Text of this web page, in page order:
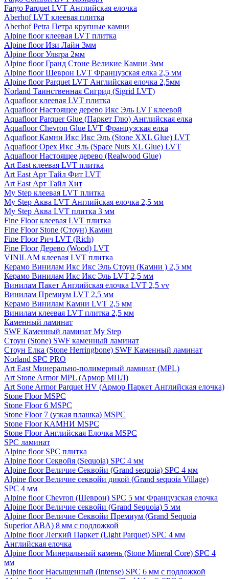
Fargo Parquet LVT Английская елочка
Aberhof LVT клеевая плитка
Aberhof Petra Петра крупные камни
Alpine floor клеевая LVT плитка
Alpine floor Изи Лайн 3мм
Alpine floor Ультра 2мм
Alpine floor Гранд Стоне Великие Камни 3мм
Alpine floor Шеврон LVT Французская елка 2,5 мм
Alpine floor Parquet LVT Английская елочка 2,5мм
Norland Таинственная Сигрид (Sigrid LVT)
Aquafloor клеевая LVT плитка
Aquafloor Настоящее дерево Икс Эль LVT клеевой
Aquafloor Parquer Glue (Паркет Глю) Английская елка
Aquafloor Chevron Glue LVT Французская елка
Aquafloor Камни Икс Икс Эль (Stone XXL Glue) LVT
Aquafloor Орех Икс Эль (Space Nuts XL Glue) LVT
Aquafloor Настоящее дерево (Realwood Glue)
Art East клеевая LVT плитка
Art East Арт Тайл Фит LVT
Art East Арт Тайл Хит
My Step клеевая LVT плитка
My Step Аква LVT Английская елочка 2,5 мм
My Step Аква LVT плитка 3 мм
Fine Floor клеевая LVT плитка
Fine Floor Stone (Стоун) Камни
Fine Floor Рич LVT (Rich)
Fine Floor Дерево (Wood) LVT
VINILAM клеевая LVT плитка
Керамо Винилам Икс Икс Эль Стоун (Камни ) 2,5 мм
Керамо Винилам Икс Икс Эль LVT 2,5 мм
Винилам Пакет Английская елочка LVT 2,5 vv
Винилам Премиум LVT 2,5 мм
Керамо Винилам Камни LVT 2,5 мм
Винилам клеевая LVT плитка 2,5 мм
Каменный ламинат
SWF Каменный ламинат My Step
Стоун (Stone) SWF каменный ламинат
Стоун Елка (Stone Herringbone) SWF Каменный ламинат
Norland SPC PRO
Art East Минерально-полимерный ламинат (MPL)
Art Stone Armor MPL (Армор МПЛ)
Art Sone Armor Parquet HV (Армор Паркет Английская елочка)
Stone Floor MSPC
Stone Floor 6 MSPC
Stone Floor 7 (узкая плашка) MSPC
Stone Floor КАМНИ MSPC
Stone Floor Английская Елочка MSPC
SPC ламинат
Alpine floor SPC плитка
Alpine floor Секвойя (Sequoia) SPC 4 мм
Alpine floor Величие Секвойи (Grand sequoia) SPC 4 мм
Alpine floor Величие секвойи дикой (Grand sequoia Village)
SPC 4 мм
Alpine floor Chevron (Шеврон) SPC 5 мм Французская елочка
Alpine floor Величие секвойи (Grand Sequoia) 5 мм
Alpine floor Величие Секвойи Премиум (Grand Sequoia
Superior ABA) 8 мм с подложкой
Alpine floor Легкий Паркет (Light Parquet) SPC 4 мм
Английская елочка
Alpine floor Минеральный камень (Stone Mineral Core) SPC 4
мм
Alpine floor Насыщенный (Intense) SPC 6 мм с подложкой